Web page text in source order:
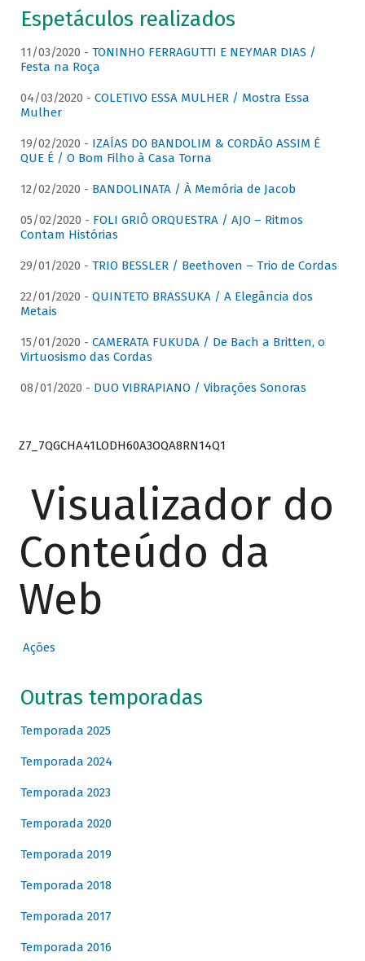
Espetáculos realizados
11/03/2020 - TONINHO FERRAGUTTI E NEYMAR DIAS /
Festa na Roça
04/03/2020 - COLETIVO ESSA MULHER / Mostra Essa
Mulher
19/02/2020 - IZAÍAS DO BANDOLIM & CORDÃO ASSIM É
QUE É / O Bom Filho à Casa Torna
12/02/2020 - BANDOLINATA / À Memória de Jacob
05/02/2020 - FOLI GRIÔ ORQUESTRA / AJO – Ritmos
Contam Histórias
29/01/2020 - TRIO BESSLER / Beethoven – Trio de Cordas
22/01/2020 - QUINTETO BRASSUKA / A Elegância dos
Metais
15/01/2020 - CAMERATA FUKUDA / De Bach a Britten, o
Virtuosismo das Cordas
08/01/2020 - DUO VIBRAPIANO / Vibrações Sonoras
Z7_7QGCHA41LODH60A3OQA8RN14Q1
Visualizador do
Conteúdo da
Web
Ações
Outras temporadas
Temporada 2025
Temporada 2024
Temporada 2023
Temporada 2020
Temporada 2019
Temporada 2018
Temporada 2017
Temporada 2016